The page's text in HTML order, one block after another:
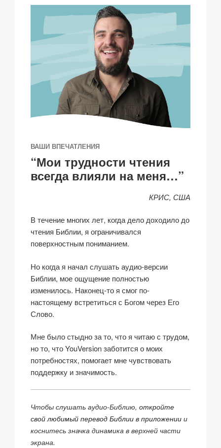
ВАШИ ВПЕЧАТЛЕНИЯ
“Мои трудности чтения
всегда влияли на меня…”
КРИС, США
В течение многих лет, когда дело доходило до
чтения Библии, я ограничивался
поверхностным пониманием.
Но когда я начал слушать аудио-версии
Библии, мое ощущение полностью
изменилось. Наконец-то я смог по-
настоящему встретиться с Богом через Его
Слово.
Мне было стыдно за то, что я читаю с трудом,
но то, что YouVersion заботится о моих
потребностях, помогает мне чувствовать
поддержку и значимость.
Чтобы слушать аудио-Библию, откройте
свой любимый перевод Библии в приложении и
коснитесь значка динамика в верхней части
экрана.